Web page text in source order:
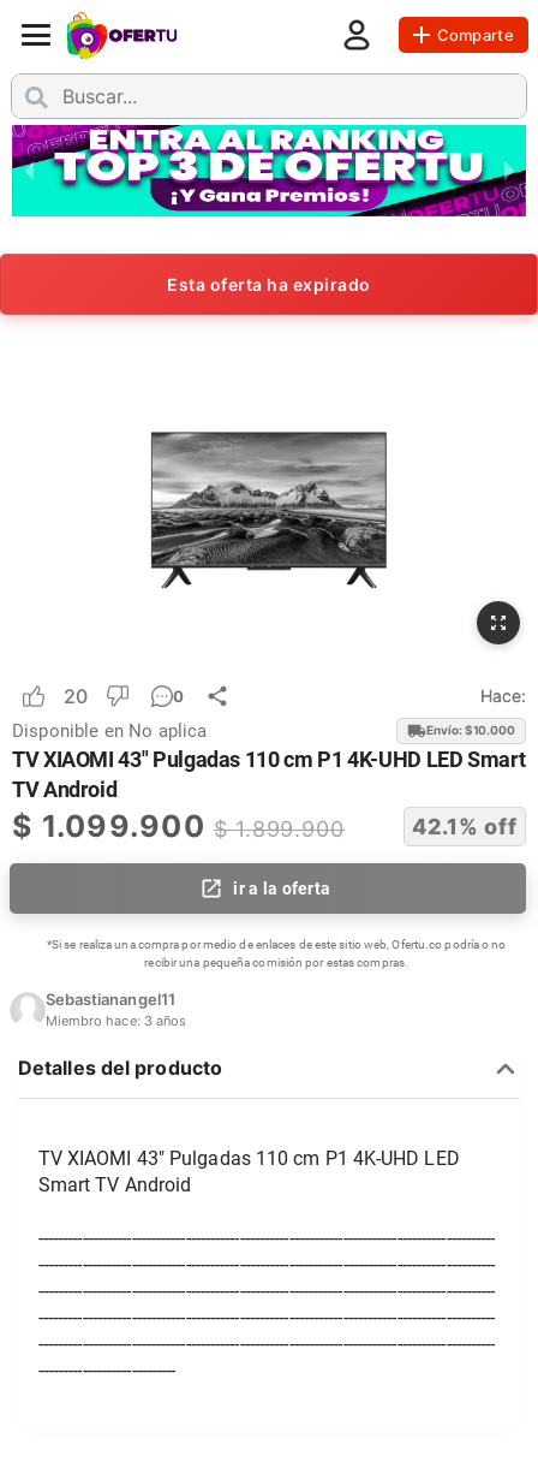
Comparte
Esta oferta ha expirado
20 0 Hace:
Disponible en No aplica Envío: $10.000
TV XIAOMI 43" Pulgadas 110 cm P1 4K-UHD LED Smart
TV Android
$ 1.099.900 $1.899.900 42.1% off
ir a la oferta
*Si se realiza una compra por medio de enlaces de este sitio web, Ofertu.co podría o no
recibir una pequeña comisión por estas compras.
Sebastianangel11
Miembro hace: 3 años
Detalles del producto
TV XIAOMI 43" Pulgadas 110 cm P1 4K-UHD LED
Smart TV Android
---------------------------------------------------------------------------------------------
---------------------------------------------------------------------------------------------
---------------------------------------------------------------------------------------------
---------------------------------------------------------------------------------------------
---------------------------------------------------------------------------------------------
----------------------------